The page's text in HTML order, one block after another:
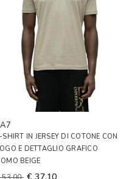
SHIRT IN JERSEY DI COTONE CON
E DETTAGLIO GRAFICO
BEIGE